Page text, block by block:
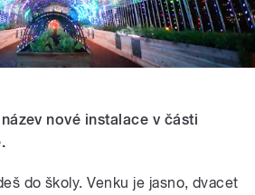
nové instalace v části
do školy. Venku je jasno, dvacet